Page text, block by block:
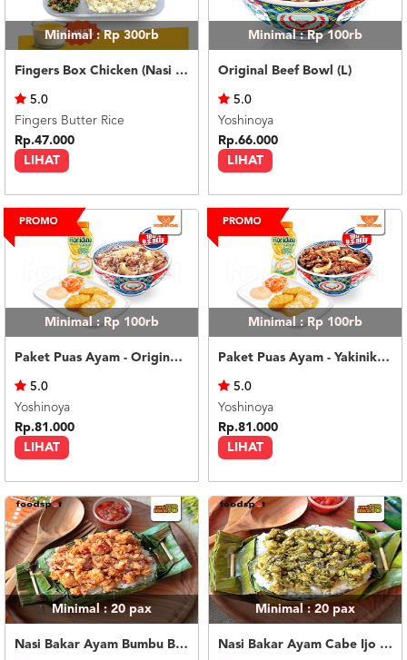
Minimal : Rp 300rb
Fingers Box Chicken (Nasi Putih) Silky Pudding
LIHAT
5.0
Fingers Butter Rice
Rp.47.000
Minimal : Rp 100rb
Original Beef Bowl (L)
LIHAT
5.0
Yoshinoya
Rp.66.000
Minimal : Rp 100rb
Paket Puas Ayam - Original Beef Paket Puas (R)
LIHAT
5.0
Yoshinoya
Rp.81.000
Minimal : Rp 100rb
Paket Puas Ayam - Yakiniku Beef Paket Puas (R)
LIHAT
5.0
Yoshinoya
Rp.81.000
Minimal : 20 pax
Nasi Bakar Ayam Bumbu Bali + Kerupuk
Minimal : 20pax
Nasi Bakar Ayam Cabe Ijo + Kerupuk